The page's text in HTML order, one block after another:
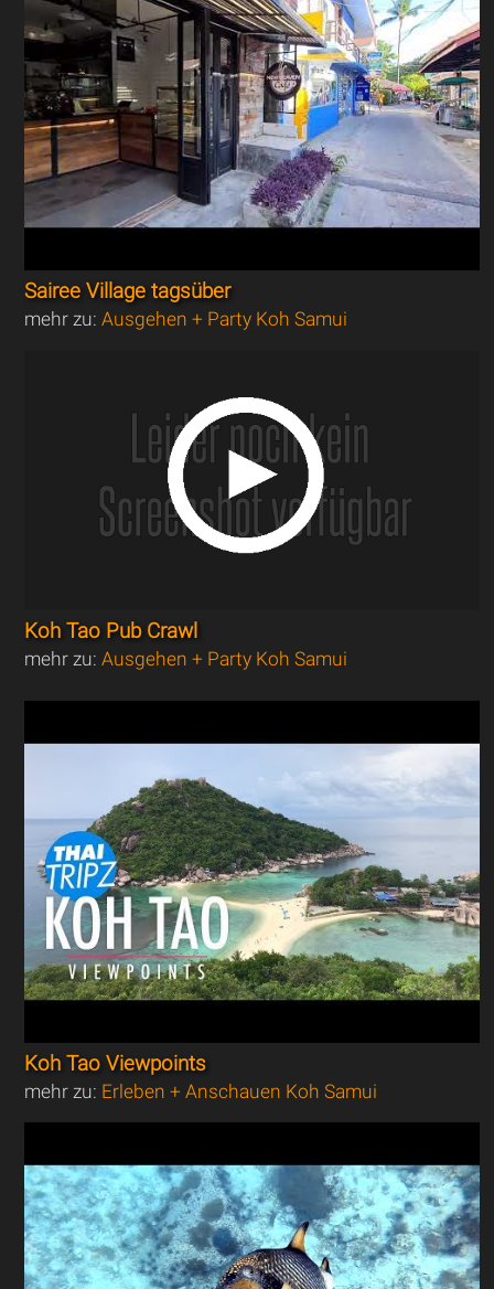
Sairee Village tagsüber
mehr zu:Ausgehen + Party Koh Samui
Koh Tao Pub Crawl
mehr zu:Ausgehen + Party Koh Samui
Koh Tao Viewpoints
mehr zu: Erleben + Anschauen Koh Samui